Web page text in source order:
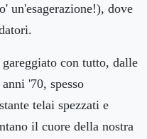
un'esagerazione!), dove
con tutto, dalle
'70, spesso
telai spezzati e
il cuore della nostra